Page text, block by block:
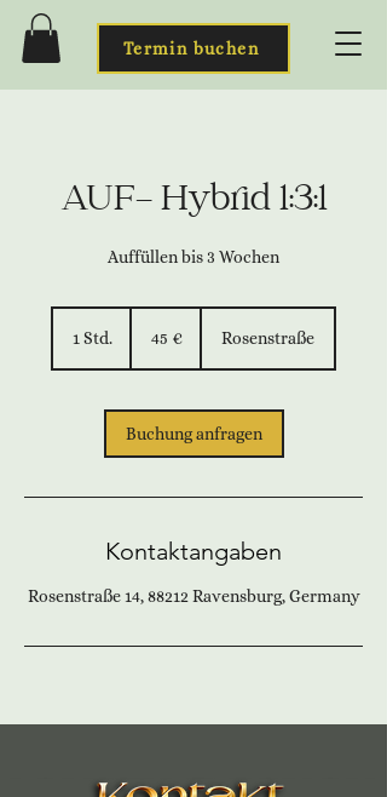
Termin buchen
AUF- Hybrid 1:3:1
Auffüllen bis 3 Wochen
1 Std. 45 € Rosenstraße
Buchung anfragen
Kontaktangaben
Rosenstraße 14, 88212 Ravensburg, Germany